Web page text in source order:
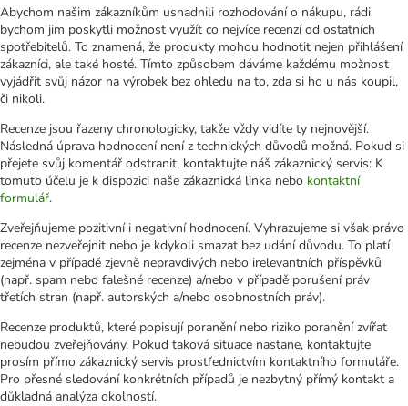
Abychom našim zákazníkům usnadnili rozhodování o nákupu, rádi
bychom jim poskytli možnost využít co nejvíce recenzí od ostatních
spotřebitelů. To znamená, že produkty mohou hodnotit nejen přihlášení
zákazníci, ale také hosté. Tímto způsobem dáváme každému možnost
vyjádřit svůj názor na výrobek bez ohledu na to, zda si ho u nás koupil,
či nikoli.
Recenze jsou řazeny chronologicky, takže vždy vidíte ty nejnovější.
Následná úprava hodnocení není z technických důvodů možná. Pokud si
přejete svůj komentář odstranit, kontaktujte náš zákaznický servis: K
tomuto účelu je k dispozici naše zákaznická linka nebo kontaktní
formulář.
Zveřejňujeme pozitivní i negativní hodnocení. Vyhrazujeme si však právo
recenze nezveřejnit nebo je kdykoli smazat bez udání důvodu. To platí
zejména v případě zjevně nepravdivých nebo irelevantních příspěvků
(např. spam nebo falešné recenze) a/nebo v případě porušení práv
třetích stran (např. autorských a/nebo osobnostních práv).
Recenze produktů, které popisují poranění nebo riziko poranění zvířat
nebudou zveřejňovány. Pokud taková situace nastane, kontaktujte
prosím přímo zákaznický servis prostřednictvím kontaktního formuláře.
Pro přesné sledování konkrétních případů je nezbytný přímý kontakt a
důkladná analýza okolností.